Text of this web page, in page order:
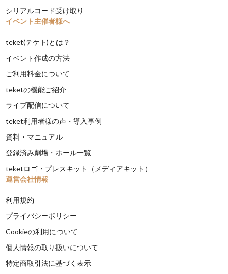
シリアルコード受け取り
イベント主催者様へ
teket(テケト)とは？
イベント作成の方法
ご利用料金について
teketの機能ご紹介
ライブ配信について
teket利用者様の声・導入事例
資料・マニュアル
登録済み劇場・ホール一覧
teketロゴ・プレスキット（メディアキット）
運営会社情報
利用規約
プライバシーポリシー
Cookieの利用について
個人情報の取り扱いについて
特定商取引法に基づく表示